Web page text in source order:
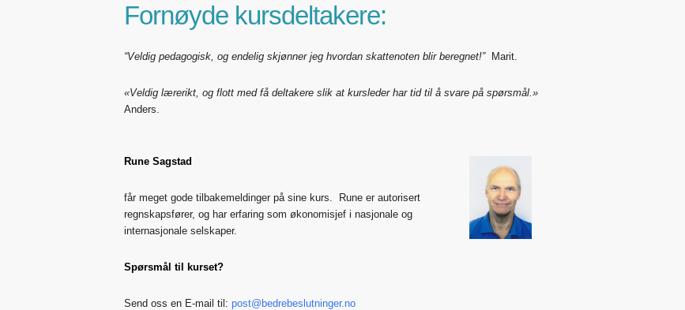
Fornøyde kursdeltakere:
“Veldig pedagogisk, og endelig skjønner jeg hvordan skattenoten blir beregnet!”Marit.
«Veldig lærerikt, og flott med få deltakere slik at kursleder har tid til å svare på spørsmål.»
Anders.
Rune Sagstad
får meget gode tilbakemeldinger på sine kurs. Rune er autorisert
regnskapsfører, og har erfaring som økonomisjef i nasjonale og
internasjonale selskaper.
Spørsmål til kurset?
Send oss en E-mail til: post@bedrebeslutninger.no